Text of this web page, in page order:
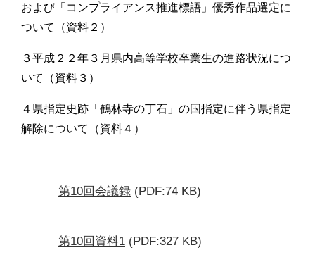
および「コンプライアンス推進標語」優秀作品選定に
ついて（資料２）
３平成２２年３月県内高等学校卒業生の進路状況につ
いて（資料３）
４県指定史跡「鶴林寺の丁石」の国指定に伴う県指定
解除について（資料４）
第10回会議録 (PDF:74 KB)
第10回資料1 (PDF:327 KB)